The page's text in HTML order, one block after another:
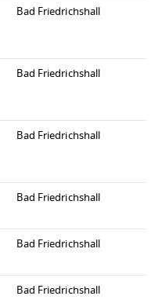
Bad Friedrichshall
Bad Friedrichshall
Bad Friedrichshall
Bad Friedrichshall
Bad Friedrichshall
Bad Friedrichshall